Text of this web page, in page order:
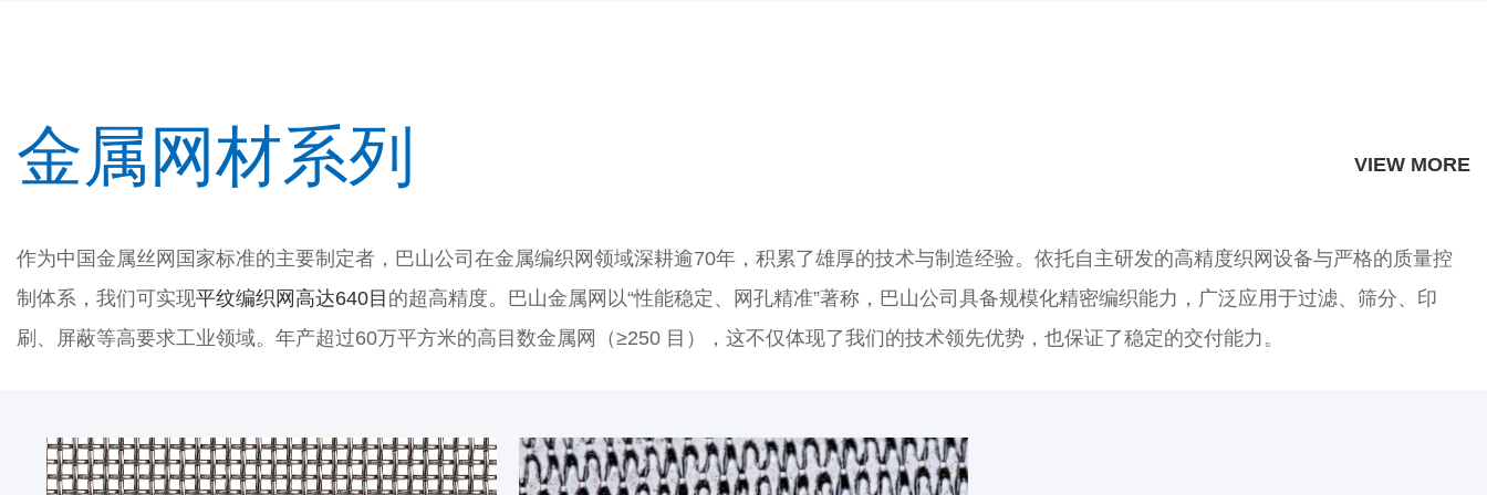
金属网材系列 VIEW MORE
作为中国金属丝网国家标准的主要制定者，巴山公司在金属编织网领域深耕逾70年，积累了雄厚的技术与制造经验。依托自主研发的高精度织网设备与严格的质量控
制体系，我们可实现平纹编织网高达640目 的超高精度。巴山金属网以“性能稳定、网孔精准”著称，巴山公司具备规模化精密编织能力，广泛应用于过滤、筛分、印
刷、屏蔽等高要求工业领域。年产超过60万平方米的高目数金属网（≥250 目），这不仅体现了我们的技术领先优势，也保证了稳定的交付能力。